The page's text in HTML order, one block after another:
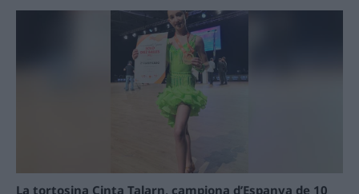
La tortosina Cinta Talarn, campiona d’Espanya de 10